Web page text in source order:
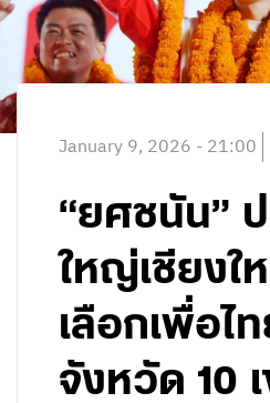
January 9, 2026 - 21:00
“ยศชนัน”
ใหญ่เชียงใ
เลือกเพื่อไ
จังหวัด 10